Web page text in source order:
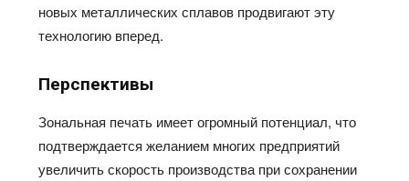
новых металлических сплавов продвигают эту
технологию вперед.
Перспективы
Зональная печать имеет огромный потенциал, что
подтверждается желанием многих предприятий
увеличить скорость производства при сохранении